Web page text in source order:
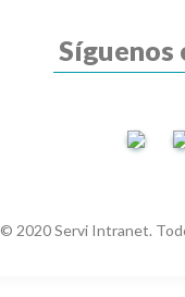
Síguenos
© 2020 Servi Intranet.